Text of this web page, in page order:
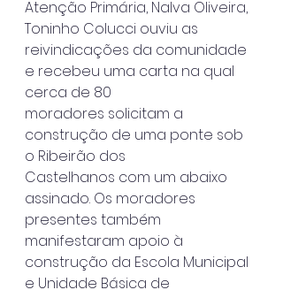
Atenção Primária, Nalva Oliveira,
Toninho Colucci ouviu as
reivindicações da comunidade
e recebeu uma carta na qual
cerca de 80
moradores solicitam a
construção de uma ponte sob
o Ribeirão dos
Castelhanos com um abaixo
assinado. Os moradores
presentes também
manifestaram apoio à
construção da Escola Municipal
e Unidade Básica de